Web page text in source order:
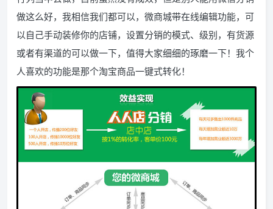
做这么好，我相信我们都可以，微商城带在线编辑功能，可
以自己手动装修你的店铺，设置分销的模式、级别，有货源
或者有渠道的可以做一下，值得大家细细的琢磨一下！我个
人喜欢的功能是那个淘宝商品一键式转化！